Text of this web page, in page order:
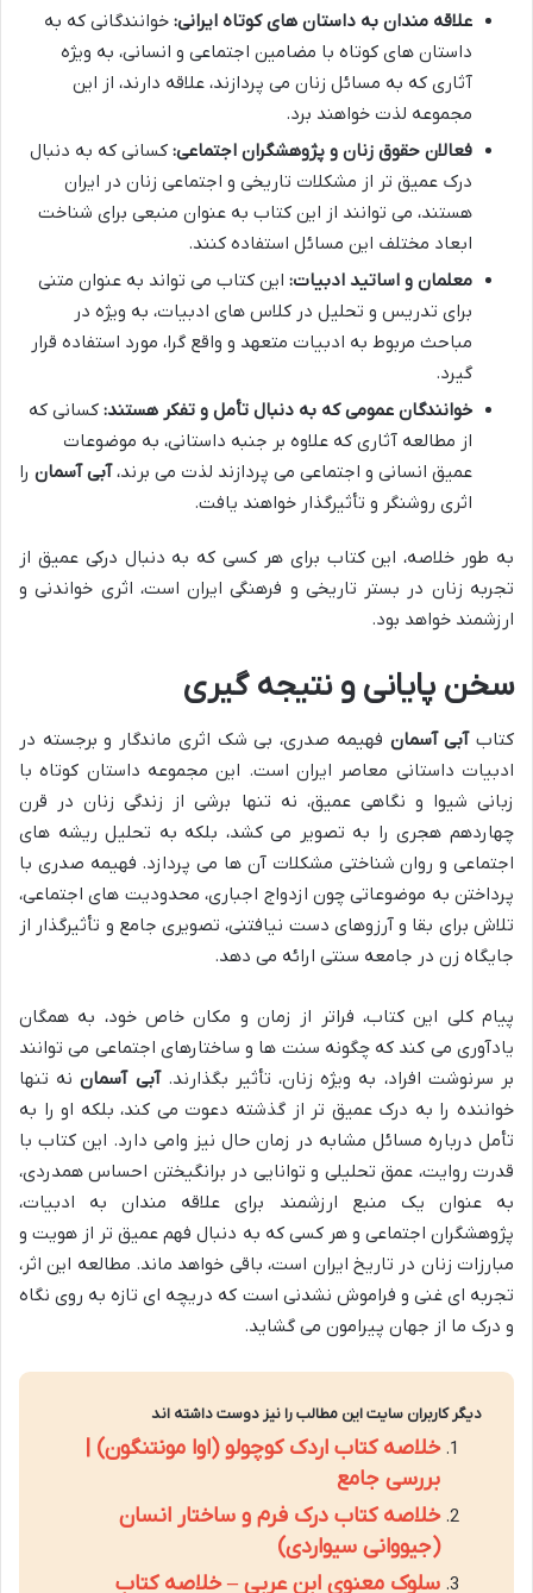
علاقه مندان به داستان های کوتاه ایرانی: خوانندگانی که به
داستان های کوتاه با مضامین اجتماعی و انسانی، به ویژه
آثاری که به مسائل زنان می پردازند، علاقه دارند، از این
مجموعه لذت خواهند برد.
فعالان حقوق زنان و پژوهشگران اجتماعی: کسانی که به دنبال
درک عمیق تر از مشکلات تاریخی و اجتماعی زنان در ایران
هستند، می توانند از این کتاب به عنوان منبعی برای شناخت
ابعاد مختلف این مسائل استفاده کنند.
معلمان و اساتید ادبیات: این کتاب می تواند به عنوان متنی
برای تدریس و تحلیل در کلاس های ادبیات، به ویژه در
مباحث مربوط به ادبیات متعهد و واقع گرا، مورد استفاده قرار
گیرد.
خوانندگان عمومی که به دنبال تأمل و تفکر هستند: کسانی که
از مطالعه آثاری که علاوه بر جنبه داستانی، به موضوعات
عمیق انسانی و اجتماعی می پردازند لذت می برند،آبی آسمان را
اثری روشنگر و تأثیرگذار خواهند یافت.
به طور خلاصه، این کتاب برای هر کسی که به دنبال درکی عمیق از
تجربه زنان در بستر تاریخی و فرهنگی ایران است، اثری خواندنی و
ارزشمند خواهد بود.
سخن پایانی و نتیجه گیری
کتابآبی آسمان فهیمه صدری، بی شک اثری ماندگار و برجسته در
ادبیات داستانی معاصر ایران است. این مجموعه داستان کوتاه با
زبانی شیوا و نگاهی عمیق، نه تنها برشی از زندگی زنان در قرن
چهاردهم هجری را به تصویر می کشد، بلکه به تحلیل ریشه های
اجتماعی و روان شناختی مشکلات آن ها می پردازد. فهیمه صدری با
پرداختن به موضوعاتی چون ازدواج اجباری، محدودیت های اجتماعی،
تلاش برای بقا و آرزوهای دست نیافتنی، تصویری جامع و تأثیرگذار از
جایگاه زن در جامعه سنتی ارائه می دهد.
پیام کلی این کتاب، فراتر از زمان و مکان خاص خود، به همگان
یادآوری می کند که چگونه سنت ها و ساختارهای اجتماعی می توانند
بر سرنوشت افراد، به ویژه زنان، تأثیر بگذارند.آبی آسماننه تنها
خواننده را به درک عمیق تر از گذشته دعوت می کند، بلکه او را به
تأمل درباره مسائل مشابه در زمان حال نیز وامی دارد. این کتاب با
قدرت روایت، عمق تحلیلی و توانایی در برانگیختن احساس همدردی،
به عنوان یک منبع ارزشمند برای علاقه مندان به ادبیات،
پژوهشگران اجتماعی و هر کسی که به دنبال فهم عمیق تر از هویت و
مبارزات زنان در تاریخ ایران است، باقی خواهد ماند. مطالعه این اثر،
تجربه ای غنی و فراموش نشدنی است که دریچه ای تازه به روی نگاه
و درک ما از جهان پیرامون می گشاید.
دیگر کاربران سایت این مطالب را نیز دوست داشته اند
خلاصه کتاب اردک کوچولو (اوا مونتنگون) |
بررسی جامع
خلاصه کتاب درک فرم و ساختار انسان
(جیووانی سیواردی)
سلوک معنوی ابن عربی – خلاصه کتاب